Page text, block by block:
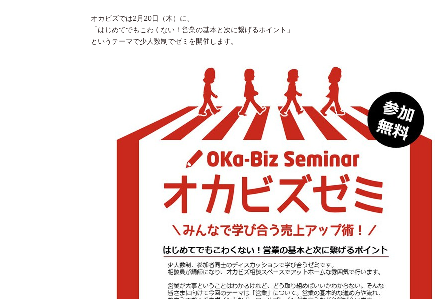
オカビズでは2月20日（木）に、
「はじめてでもこわくない！営業の基本と次に繋げるポイント」
というテーマで少人数制でゼミを開催します。